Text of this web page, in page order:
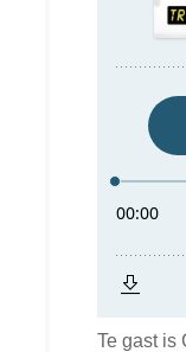
Te gast is